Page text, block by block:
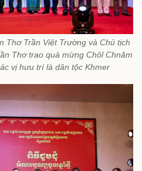
Thơ Trần Việt Trường và Chủ tịch
Thơ trao quà mừng Chôl Chnăm
vị hưu trí là dân tộc Khmer